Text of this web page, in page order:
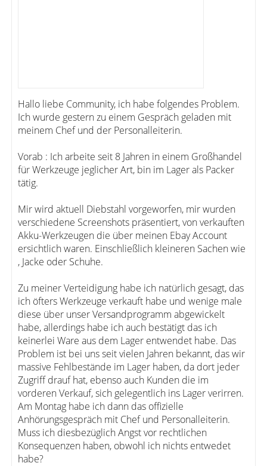
Hallo liebe Community, ich habe folgendes Problem.
Ich wurde gestern zu einem Gespräch geladen mit
meinem Chef und der Personalleiterin.
Vorab : Ich arbeite seit 8 Jahren in einem Großhandel
für Werkzeuge jeglicher Art, bin im Lager als Packer
tätig.
Mir wird aktuell Diebstahl vorgeworfen, mir wurden
verschiedene Screenshots präsentiert, von verkauften
Akku-Werkzeugen die über meinen Ebay Account
ersichtlich waren. Einschließlich kleineren Sachen wie
, Jacke oder Schuhe.
Zu meiner Verteidigung habe ich natürlich gesagt, das
ich öfters Werkzeuge verkauft habe und wenige male
diese über unser Versandprogramm abgewickelt
habe, allerdings habe ich auch bestätigt das ich
keinerlei Ware aus dem Lager entwendet habe. Das
Problem ist bei uns seit vielen Jahren bekannt, das wir
massive Fehlbestände im Lager haben, da dort jeder
Zugriff drauf hat, ebenso auch Kunden die im
vorderen Verkauf, sich gelegentlich ins Lager verirren.
Am Montag habe ich dann das offizielle
Anhörungsgespräch mit Chef und Personalleiterin.
Muss ich diesbezüglich Angst vor rechtlichen
Konsequenzen haben, obwohl ich nichts entwedet
habe?